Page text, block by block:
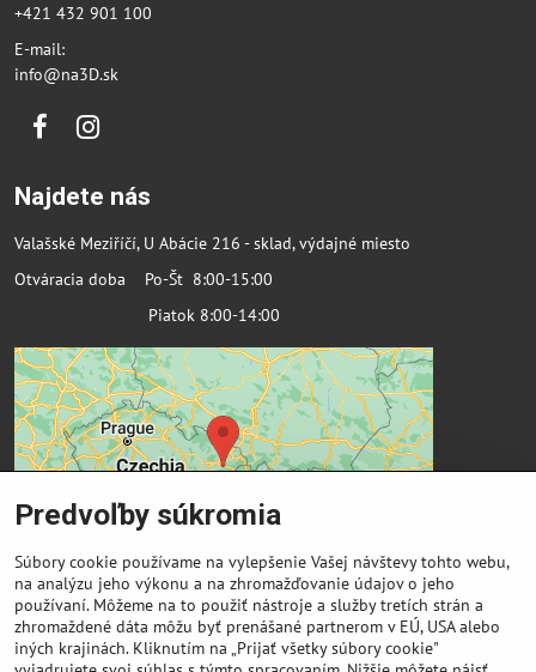
+421 432 901 100
E-mail:
info@na3D.sk
FacebookInstagram
Najdete nás
Valašské Meziříčí, U Abácie 216 - sklad, výdajné miesto
Otváracia doba Po-Št 8:00-15:00
Piatok 8:00-14:00
Dôležité odkazy
Predvoľby súkromia
Súbory cookie používame na vylepšenie Vašej návštevy tohto webu,
na analýzu jeho výkonu a na zhromažďovanie údajov o jeho
používaní. Môžeme na to použiť nástroje a služby tretích strán a
zhromaždené dáta môžu byť prenášané partnerom v EÚ, USA alebo
iných krajinách. Kliknutím na „Prijať všetky súbory cookie"